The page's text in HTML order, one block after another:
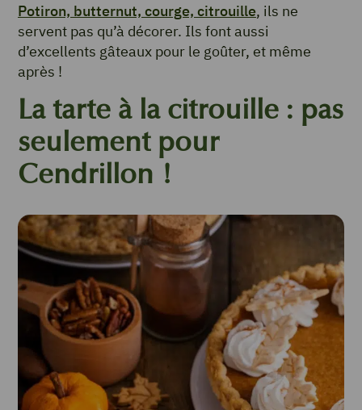
Potiron, butternut, courge, citrouille, ils ne
servent pas qu’à décorer. Ils font aussi
d’excellents gâteaux pour le goûter, et même
après !
La tarte à la citrouille : pas
seulement pour
Cendrillon !